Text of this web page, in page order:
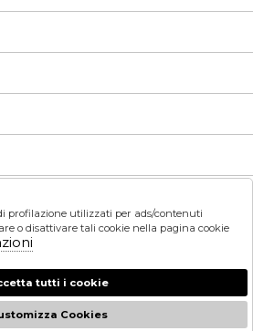
CONDIZIONI SULLA PRIVACY.
profilazione utilizzati per ads/contenuti
o disattivare tali cookie nella pagina cookie
tutti i cookie
Cookies